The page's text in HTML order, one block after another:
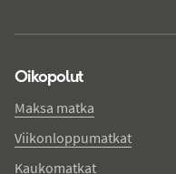
Oikopolut
Maksa matka
Viikonloppumatkat
Kaukomatkat